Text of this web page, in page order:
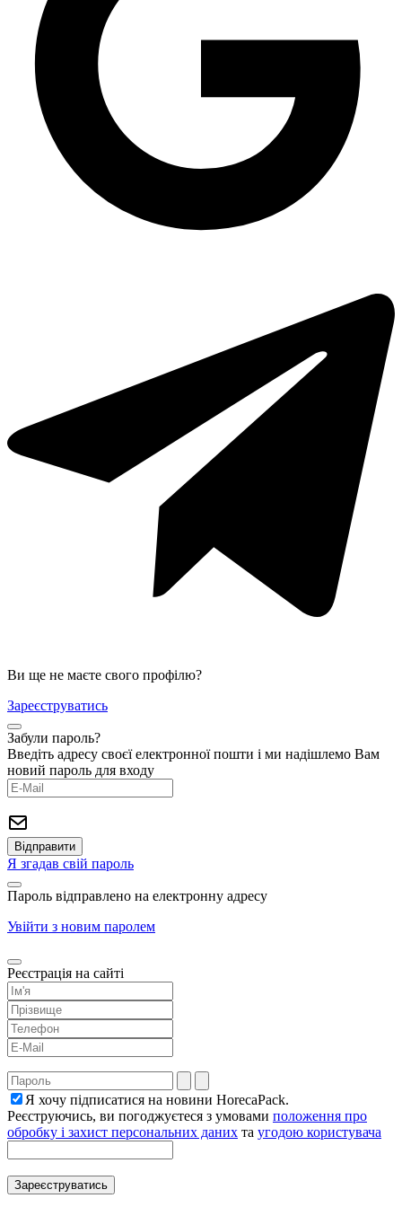
Купити пластикові упаковки для тортів
Купити контейнер одноразовий
Пакет з крафт паперу купити
Упаковка тістечок
Палички бамбукові в індивідуальній упаковці 21 см, 100 шт/уп
Одноразова упаковка універсальна ПС-9 на 750 мл, 500 шт/уп
Одноразова упаковка ланч-бокс HP-10 (240х155х70), 250 шт/уп
Коробочка чорна для картоплі фрі середня 145х95х43 мм
Лоток зі спіненого полістиролу без кришки
Супниці зі спіненого полістиролу
Ви ще не маєте свого профілю?
Зареєструватись
Забули пароль?
Введіть адресу своєї електронної пошти і ми надішлемо Вам
новий пароль для входу
Я згадав свій пароль
Пароль відправлено на електронну адресу
Увійти з новим паролем
Реєстрація на сайті
Я хочу підписатися на новини HorecaPack.
Реєструючись, ви погоджуєтеся з умовами положення про
обробку і захист персональних даних та угодою користувача